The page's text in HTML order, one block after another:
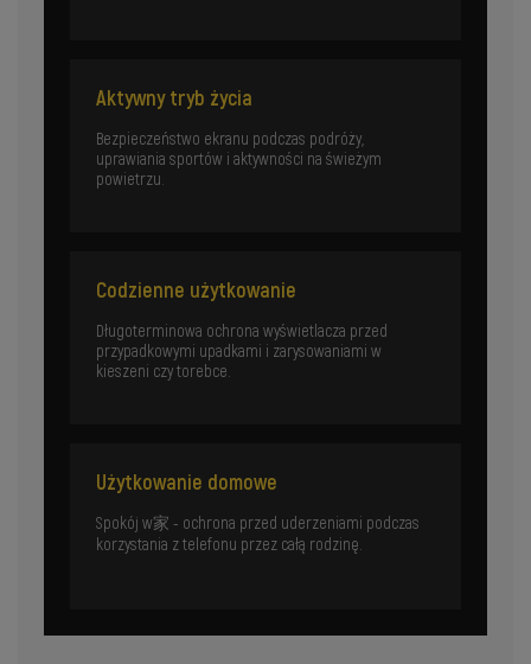
Aktywny tryb życia
Bezpieczeństwo ekranu podczas podróży,
uprawiania sportów i aktywności na świeżym
powietrzu.
Codzienne użytkowanie
Długoterminowa ochrona wyświetlacza przed
przypadkowymi upadkami i zarysowaniami w
kieszeni czy torebce.
Użytkowanie domowe
Spokój w家 - ochrona przed uderzeniami podczas
korzystania z telefonu przez całą rodzinę.